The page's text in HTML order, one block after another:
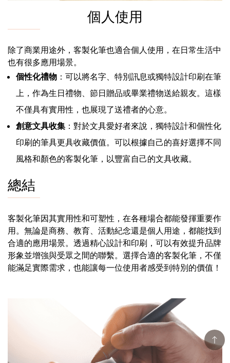
個人使用
除了商業用途外，客製化筆也適合個人使用，在日常生活中
也有很多應用場景。
個性化禮物 ：可以將名字、特別訊息或獨特設計印刷在筆
上，作為生日禮物、節日贈品或畢業禮物送給親友。這樣
不僅具有實用性，也展現了送禮者的心意。
創意文具收集 ：對於文具愛好者來說，獨特設計和個性化
印刷的筆具更具收藏價值。可以根據自己的喜好選擇不同
風格和顏色的客製化筆，以豐富自己的文具收藏。
總結
客製化筆因其實用性和可塑性，在各種場合都能發揮重要作
用。無論是商務、教育、活動紀念還是個人用途，都能找到
合適的應用場景。透過精心設計和印刷，可以有效提升品牌
形象並增強與受眾之間的聯繫。選擇合適的客製化筆，不僅
能滿足實際需求，也能讓每一位使用者感受到特別的價值！